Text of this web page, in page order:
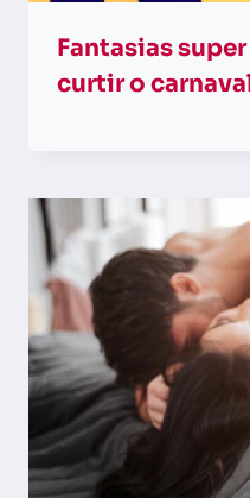
Fantasias
curtir o